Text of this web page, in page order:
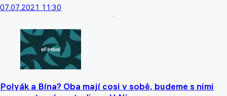
07.07.2021 11:30
Polyák a Bína? Oba mají cosi v sobě, budeme s nimi